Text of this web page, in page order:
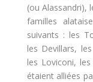
(ou Alassandri),
familles
suivants : les
les Devillars,
les Loviconi,
étaient alliées